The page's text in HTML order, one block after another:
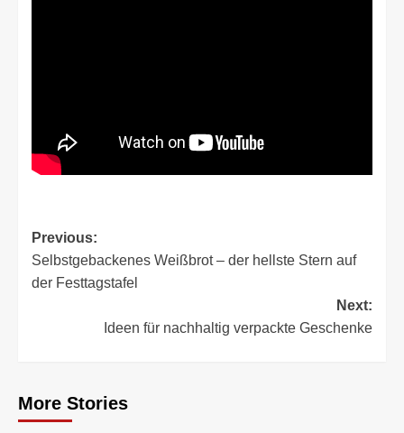
Post
navigation
Previous:
Selbstgebackenes Weißbrot – der hellste Stern auf
der Festtagstafel
Next:
Ideen für nachhaltig verpackte Geschenke
More Stories